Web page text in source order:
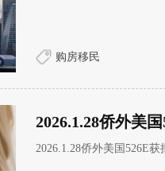
购房移民
2026.1.28侨外美
2026.1.28侨外美国526E